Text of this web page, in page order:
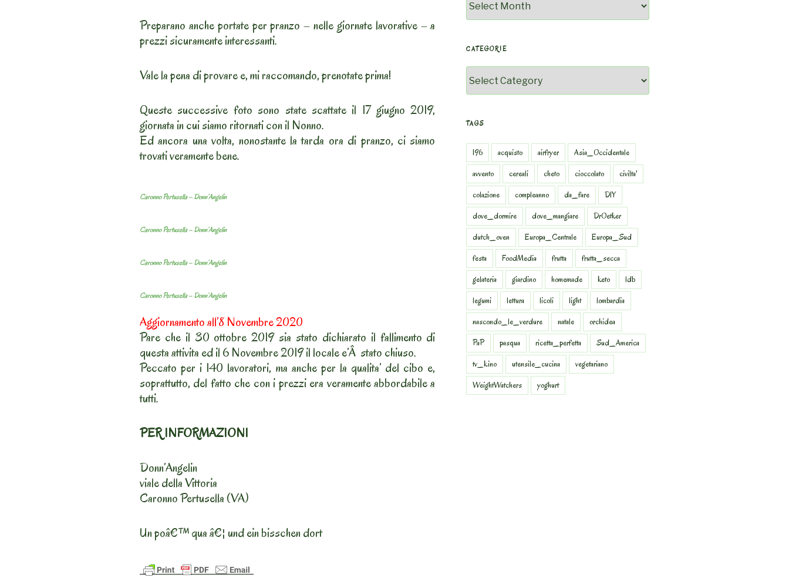
Preparano anche portate per pranzo – nelle giornate lavorative – a
prezzi sicuramente interessanti.
Vale la pena di provare e, mi raccomando, prenotate prima!
Queste successive foto sono state scattate il 17 giugno 2019,
giornata in cui siamo ritornati con il Nonno.
Ed ancora una volta, nonostante la tarda ora di pranzo, ci siamo
trovati veramente bene.
Caronno Pertusella – Donn’Angelin
Caronno Pertusella – Donn’Angelin
Caronno Pertusella – Donn’Angelin
Caronno Pertusella – Donn’Angelin
Aggiornamento all’8 Novembre 2020
Pare che il 30 ottobre 2019 sia stato dichiarato il fallimento di
questa attivita ed il 6 Novembre 2019 il locale e’Â stato chiuso.
Peccato per i 140 lavoratori, ma anche per la qualita’ del cibo e,
soprattutto, del fatto che con i prezzi era veramente abbordabile a
tutti.
PER INFORMAZIONI
Donn’Angelin
viale della Vittoria
Caronno Pertusella (VA)
Un poâ€™ qua â€¦ und ein bisschen dort
CATEGORIE
TAGS
196 acquisto airfryer
Asia_Occidentale
avvento
cereali cheto cioccolato
civilta'
colazione
compleanno da_fare
DIY
dove_dormire
dove_mangiare
DrOetker
dutch_oven
Europa_Centrale
Europa_Sud
festa
FoodMedia frutta
frutta_secca
gelateria
giardino homemade keto
ldb
legumi
lettura licoli light
lombardia
nascondo_le_verdure
natale
orchidea
PaP
pasqua ricetta_perfetta
Sud_America
tv_kino
utensile_cucina
vegetariano
WeightWatchers
yoghurt